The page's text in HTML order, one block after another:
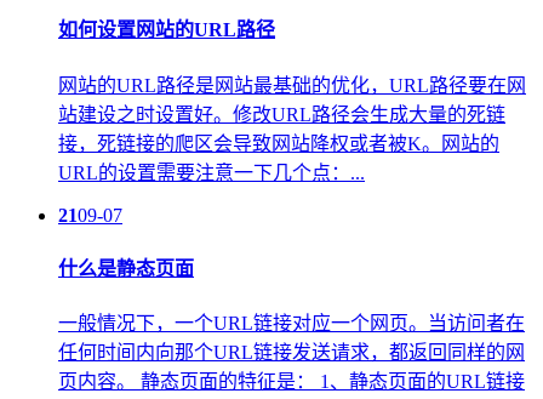
如何设置网站的URL路径
网站的URL路径是网站最基础的优化，URL路径要在网
站建设之时设置好。修改URL路径会生成大量的死链
接，死链接的爬区会导致网站降权或者被K。网站的
URL的设置需要注意一下几个点：...
2109-07
什么是静态页面
一般情况下，一个URL链接对应一个网页。当访问者在
任何时间内向那个URL链接发送请求，都返回同样的网
页内容。 静态页面的特征是： 1、静态页面的URL链接